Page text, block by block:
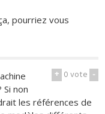
pourriez vous
+ 0vote -
non
les références de